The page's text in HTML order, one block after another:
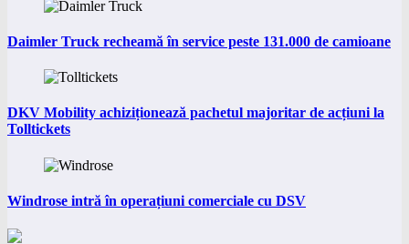
Daimler Truck recheamă în service peste 131.000 de camioane
DKV Mobility achiziționează pachetul majoritar de acțiuni la
Tolltickets
Windrose intră în operațiuni comerciale cu DSV